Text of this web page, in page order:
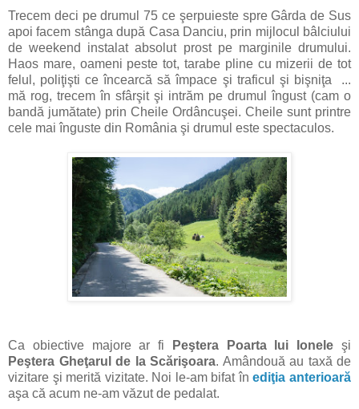
Trecem deci pe drumul 75 ce şerpuieste spre Gârda de Sus
apoi facem stânga după Casa Danciu, prin mijlocul bâlciului
de weekend instalat absolut prost pe marginile drumului.
Haos mare, oameni peste tot, tarabe pline cu mizerii de tot
felul, poliţişti ce încearcă să împace şi traficul şi bişniţa ...
mă rog, trecem în sfârşit şi intrăm pe drumul îngust (cam o
bandă jumătate) prin Cheile Ordâncuşei. Cheile sunt printre
cele mai înguste din România şi drumul este spectaculos.
Ca obiective majore ar fi Peştera Poarta lui Ionele şi
Peştera Gheţarul de la Scărişoara. Amândouă au taxă de
vizitare şi merită vizitate. Noi le-am bifat înediţia anterioară
aşa că acum ne-am văzut de pedalat.